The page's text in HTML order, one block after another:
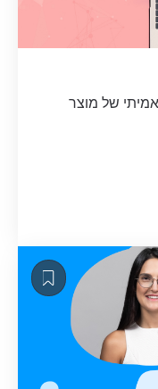
של מוצר